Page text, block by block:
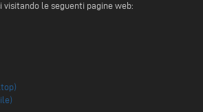
le seguenti pagine web: